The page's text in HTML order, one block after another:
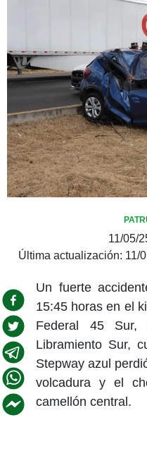
11/05/
Última actualización: 11/
Un fuerte
15:45 horas en el
Federal 45
Libramiento Sur,
Stepway azul
volcadura y el
camellón central.